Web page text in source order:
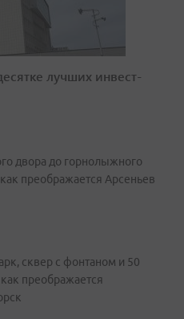
лучших инвест-
двора до горнолыжного
преображается Арсеньев
сквер с фонтаном и 50
преображается